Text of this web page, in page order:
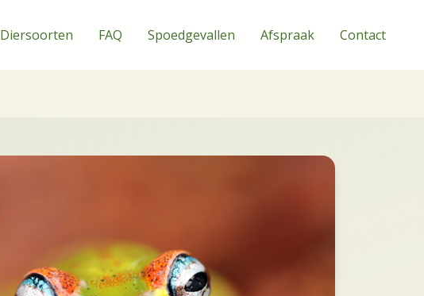
Diersoorten FAQ Spoedgevallen Afspraak Contact